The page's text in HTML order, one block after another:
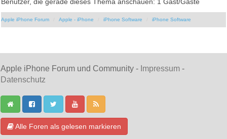
Benutzer, die gerade dieses Thema anschauen: 1 Gast/Gäste
Apple iPhone Forum Apple - iPhone iPhone Software iPhone Software
Apple iPhone Forum und Community - Impressum -
Datenschutz
Alle Foren als gelesen markieren